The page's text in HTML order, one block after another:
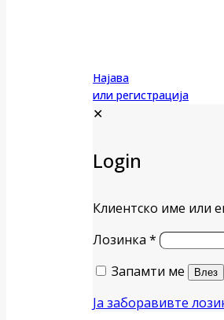
Најава
или регистрација
✕
Login
Клиентско име или
Лозинка *
Запамти ме
Влез
Ја заборавивте